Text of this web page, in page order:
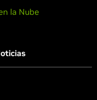
la Nube